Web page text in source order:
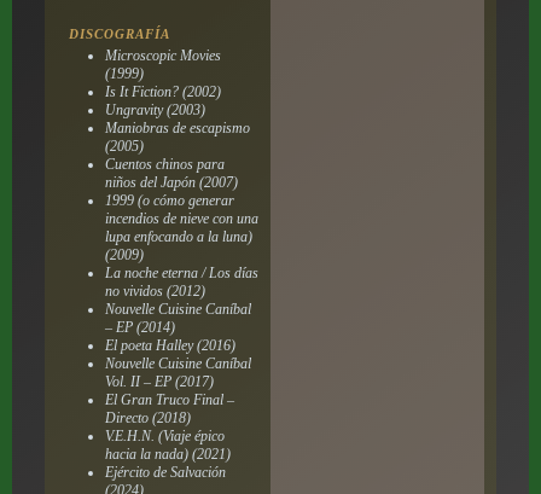
DISCOGRAFÍA
Microscopic Movies
(1999)
Is It Fiction? (2002)
Ungravity (2003)
Maniobras de escapismo
(2005)
Cuentos chinos para
niños del Japón (2007)
1999 (o cómo generar
incendios de nieve con una
lupa enfocando a la luna)
(2009)
La noche eterna / Los días
no vividos (2012)
Nouvelle Cuisine Caníbal
– EP (2014)
El poeta Halley (2016)
Nouvelle Cuisine Caníbal
Vol. II – EP (2017)
El Gran Truco Final –
Directo (2018)
V.E.H.N. (Viaje épico
hacia la nada) (2021)
Ejército de Salvación
(2024)